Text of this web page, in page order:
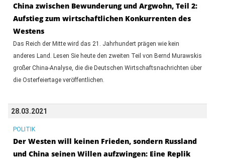
China zwischen Bewunderung und Argwohn, Teil 2:
Aufstieg zum wirtschaftlichen Konkurrenten des
Westens
Das Reich der Mitte wird das 21. Jahrhundert prägen wie kein
anderes Land. Lesen Sie heute den zweiten Teil von Bernd Murawskis
großer China-Analyse, die die Deutschen Wirtschaftsnachrichten über
die Osterfeiertage veröffentlichen.
28.03.2021
POLITIK
Der Westen will keinen Frieden, sondern Russland
und China seinen Willen aufzwingen: Eine Replik